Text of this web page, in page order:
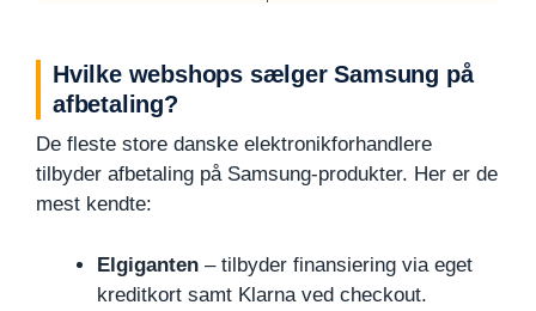
Hvilke webshops sælger Samsung på
afbetaling?
De fleste store danske elektronikforhandlere
tilbyder afbetaling på Samsung-produkter. Her er de
mest kendte:
Elgiganten – tilbyder finansiering via eget
kreditkort samt Klarna ved checkout.